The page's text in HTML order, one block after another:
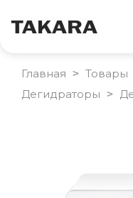
Главная > Товары
Дегидраторы >